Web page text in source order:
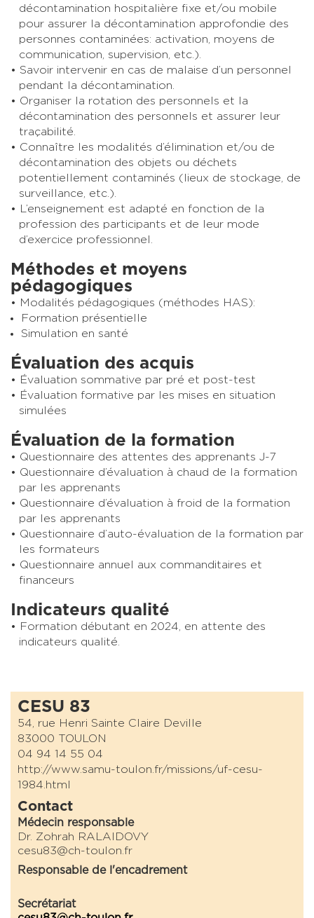
décontamination hospitalière fixe et/ou mobile
pour assurer la décontamination approfondie des
personnes contaminées: activation, moyens de
communication, supervision, etc.).
Savoir intervenir en cas de malaise d’un personnel
pendant la décontamination.
Organiser la rotation des personnels et la
décontamination des personnels et assurer leur
traçabilité.
Connaître les modalités d’élimination et/ou de
décontamination des objets ou déchets
potentiellement contaminés (lieux de stockage, de
surveillance, etc.).
L’enseignement est adapté en fonction de la
profession des participants et de leur mode
d’exercice professionnel.
Méthodes et moyens
pédagogiques
Modalités pédagogiques (méthodes HAS):
Formation présentielle
Simulation en santé
Évaluation des acquis
Évaluation sommative par pré et post-test
Évaluation formative par les mises en situation
simulées
Évaluation de la formation
Questionnaire des attentes des apprenants J-7
Questionnaire d’évaluation à chaud de la formation
par les apprenants
Questionnaire d’évaluation à froid de la formation
par les apprenants
Questionnaire d’auto-évaluation de la formation par
les formateurs
Questionnaire annuel aux commanditaires et
financeurs
Indicateurs qualité
Formation débutant en 2024, en attente des
indicateurs qualité.
CESU 83
54, rue Henri Sainte Claire Deville
83000 TOULON
04 94 14 55 04
http://www.samu-toulon.fr/missions/uf-cesu-
1984.html
Contact
Médecin responsable
Dr. Zohrah RALAIDOVY
cesu83@ch-toulon.fr
Responsable de l'encadrement
Secrétariat